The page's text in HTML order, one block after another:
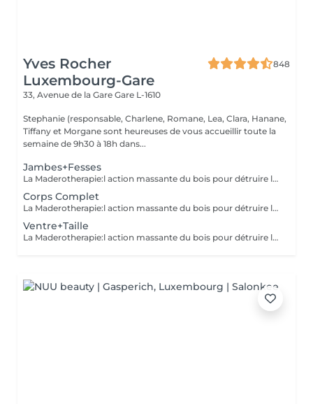
Yves Rocher
Luxembourg-Gare
848
33, Avenue de la Gare Gare L-1610
Stephanie (responsable, Charlene, Romane, Lea, Clara, Hanane,
Tiffany et Morgane sont heureuses de vous accueillir toute la
semaine de 9h30 à 18h dans...
Jambes+Fesses
La Maderotherapie:l action massante du bois pour détruire la cellulite. *Active la circulation sanguine et lymphatique *Réduit les tensions musculaires. *Raffermie et tonifie la peau.
Corps Complet
La Maderotherapie:l action massante du bois pour détruire la cellulite. *Active la circulation sanguine et lymphatique *Réduit les tensions musculaires. *Raffermie et tonifie la peau.
Ventre+Taille
La Maderotherapie:l action massante du bois pour détruire la cellulite. *Active la circulation sanguine et lymphatique *Réduit les tensions musculaires. *Raffermie et tonifie la peau.